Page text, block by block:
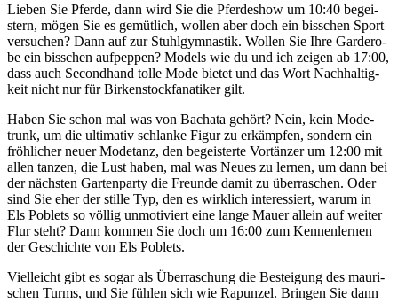
Lie­ben Sie Pfer­de, dann wird Sie die Pfer­de­show um 10:40 begei­
stern, mögen Sie es gemüt­lich, wol­len aber doch ein biss­chen Sport
ver­su­chen? Dann auf zur Stuhl­gym­na­stik. Wol­len Sie Ihre Gar­de­ro­
be ein biss­chen auf­pep­pen? Models wie du und ich zei­gen ab 17:00,
dass auch Second­hand tol­le Mode bie­tet und das Wort Nach­hal­tig­
keit nicht nur für Bir­ken­stock­fa­na­ti­ker gilt.
Haben Sie schon mal was von Bachata gehört? Nein, kein Mode­
trunk, um die ulti­ma­tiv schlan­ke Figur zu erkämp­fen, son­dern ein
fröh­li­cher neu­er Mode­tanz, den begei­ster­te Vor­tän­zer um 12:00 mit
allen tan­zen, die Lust haben, mal was Neu­es zu ler­nen, um dann bei
der näch­sten Gar­ten­par­ty die Freun­de damit zu über­ra­schen. Oder
sind Sie eher der stil­le Typ, den es wirk­lich inter­es­siert, war­um in
Els Poblets so völ­lig unmo­ti­viert eine lan­ge Mau­er allein auf wei­ter
Flur steht? Dann kom­men Sie doch um 16:00 zum Ken­nen­ler­nen
der Geschich­te von Els Poblets.
Viel­leicht gibt es sogar als Über­ra­schung die Bestei­gung des mau­ri­
schen Turms, und Sie füh­len sich wie Rapun­zel. Brin­gen Sie dann